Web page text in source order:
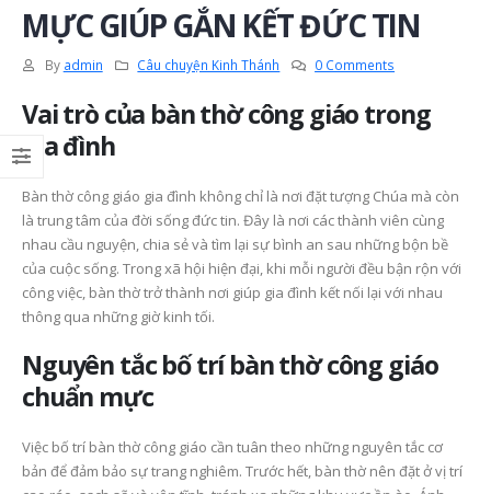
MỰC GIÚP GẮN KẾT ĐỨC TIN
By admin Câu chuyện Kinh Thánh 0 Comments
Vai trò của bàn thờ công giáo trong
gia đình
Bàn thờ công giáo gia đình không chỉ là nơi đặt tượng Chúa mà còn
là trung tâm của đời sống đức tin. Đây là nơi các thành viên cùng
nhau cầu nguyện, chia sẻ và tìm lại sự bình an sau những bộn bề
của cuộc sống. Trong xã hội hiện đại, khi mỗi người đều bận rộn với
công việc, bàn thờ trở thành nơi giúp gia đình kết nối lại với nhau
thông qua những giờ kinh tối.
Nguyên tắc bố trí bàn thờ công giáo
chuẩn mực
Việc bố trí bàn thờ công giáo cần tuân theo những nguyên tắc cơ
bản để đảm bảo sự trang nghiêm. Trước hết, bàn thờ nên đặt ở vị trí
Các Mùa Phụng Vụ Trong
Năm Phụng Vụ Công
6 Tháng 7, 2026
Bí Tích Thánh Thể –
Nguồn Sống Đức Tin Và
Đình Công Giáo(P2)
6 Tháng 7, 2026
Nguồn Sống Đức Tin Và
Sức Mạnh Gắn Kết Gia
Đình Công Giáo(P1)
Năm Thánh 2025 và
thông điệp hy vọng –
mở đời sống cầu
trong mỗi gia đình
giáo
23 Tháng 6, 2026
tôn kính tổ tiên – Sự
gỡ giữa đức tin và đạo
Bàn thờ Công giáo
trong gia đình –